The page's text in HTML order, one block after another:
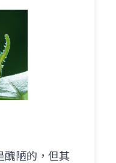
醜陋的，但其